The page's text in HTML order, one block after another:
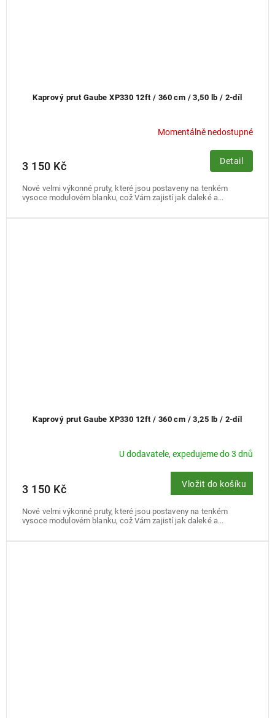
Kaprový prut Gaube XP330 12ft / 360 cm / 3,50 lb / 2-díl
Momentálně nedostupné
3 150 Kč Detail
Nové velmi výkonné pruty, které jsou postaveny na tenkém
vysoce modulovém blanku, což Vám zajistí jak daleké a...
Kaprový prut Gaube XP330 12ft / 360 cm / 3,25 lb / 2-díl
U dodavatele, expedujeme do 3 dnů
3 150 Kč Vložit do košíku
Nové velmi výkonné pruty, které jsou postaveny na tenkém
vysoce modulovém blanku, což Vám zajistí jak daleké a...